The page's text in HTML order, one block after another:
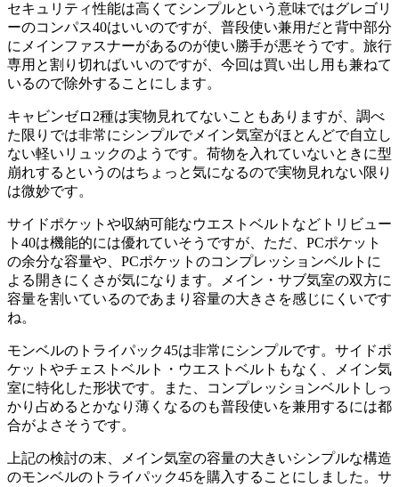
セキュリティ性能は高くてシンプルという意味ではグレゴリ
ーのコンパス40はいいのですが、普段使い兼用だと背中部分
にメインファスナーがあるのが使い勝手が悪そうです。旅行
専用と割り切ればいいのですが、今回は買い出し用も兼ねて
いるので除外することにします。
キャビンゼロ2種は実物見れてないこともありますが、調べ
た限りでは非常にシンプルでメイン気室がほとんどで自立し
ない軽いリュックのようです。荷物を入れていないときに型
崩れするというのはちょっと気になるので実物見れない限り
は微妙です。
サイドポケットや収納可能なウエストベルトなどトリビュー
ト40は機能的には優れていそうですが、ただ、PCポケット
の余分な容量や、PCポケットのコンプレッションベルトに
よる開きにくさが気になります。メイン・サブ気室の双方に
容量を割いているのであまり容量の大きさを感じにくいです
ね。
モンベルのトライパック45は非常にシンプルです。サイドポ
ケットやチェストベルト・ウエストベルトもなく、メイン気
室に特化した形状です。また、コンプレッションベルトしっ
かり占めるとかなり薄くなるのも普段使いを兼用するには都
合がよさそうです。
上記の検討の末、メイン気室の容量の大きいシンプルな構造
のモンベルのトライパック45を購入することにしました。サ